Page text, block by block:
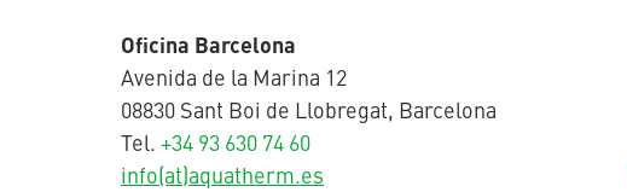
Oficina Barcelona
Avenida de la Marina 12
08830 Sant Boi de Llobregat, Barcelona
Tel. +34 93 630 74 60
info(at)aquatherm.es